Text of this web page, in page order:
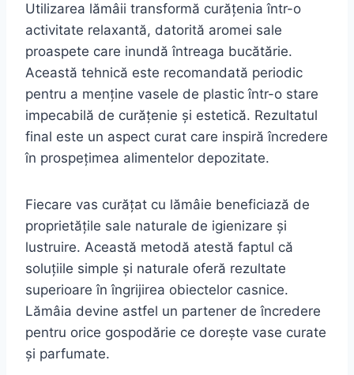
Utilizarea lămâii transformă curățenia într-o
activitate relaxantă, datorită aromei sale
proaspete care inundă întreaga bucătărie.
Această tehnică este recomandată periodic
pentru a menține vasele de plastic într-o stare
impecabilă de curățenie și estetică. Rezultatul
final este un aspect curat care inspiră încredere
în prospețimea alimentelor depozitate.
Fiecare vas curățat cu lămâie beneficiază de
proprietățile sale naturale de igienizare și
lustruire. Această metodă atestă faptul că
soluțiile simple și naturale oferă rezultate
superioare în îngrijirea obiectelor casnice.
Lămâia devine astfel un partener de încredere
pentru orice gospodărie ce dorește vase curate
și parfumate.